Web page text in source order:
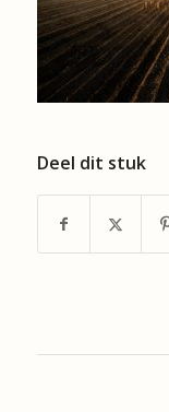
Deel dit stuk